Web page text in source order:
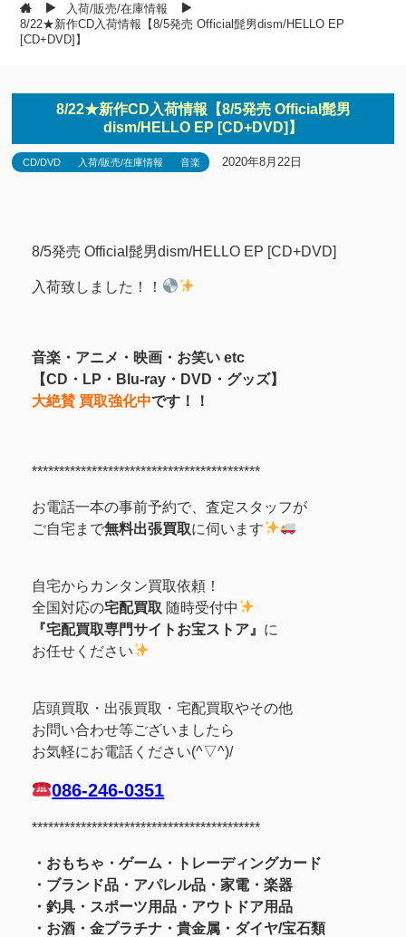
入荷/販売/在庫情報
8/22★新作CD入荷情報【8/5発売 Official髭男dism/HELLO EP
[CD+DVD]】
8/22★新作CD入荷情報【8/5発売 Official髭男
dism/HELLO EP [CD+DVD]】
CD/DVD 入荷/販売/在庫情報 音楽 2020年8月22日
8/5発売 Official髭男dism/HELLO EP [CD+DVD]
入荷致しました！！
音楽・アニメ・映画・お笑い etc
【CD・LP・Blu-ray・DVD・グッズ】
大絶賛 買取強化中です！！
******************************************
お電話一本の事前予約で、査定スタッフが
ご自宅まで無料出張買取に伺います
自宅からカンタン買取依頼！
全国対応の宅配買取 随時受付中
『宅配買取専門サイトお宝ストア』 に
お任せください
店頭買取・出張買取・宅配買取やその他
お問い合わせ等ございましたら
お気軽にお電話ください(^▽^)/
086-246-0351
******************************************
・おもちゃ・ゲーム・トレーディングカード
・ブランド品・アパレル品・家電・楽器
・釣具・スポーツ用品・アウトドア用品
・お酒・金プラチナ・貴金属・ ダイヤ/宝石類